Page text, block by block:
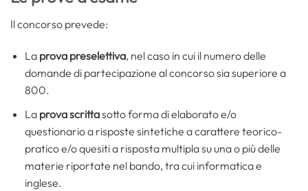
Il concorso prevede:
La prova preselettiva, nel caso in cui il numero delle
domande di partecipazione al concorso sia superiore a
800.
La prova scrittasotto forma di elaborato e/o
questionario a risposte sintetiche a carattere teorico-
pratico e/o quesiti a risposta multipla su una o più delle
materie riportate nel bando, tra cui informatica e
inglese.